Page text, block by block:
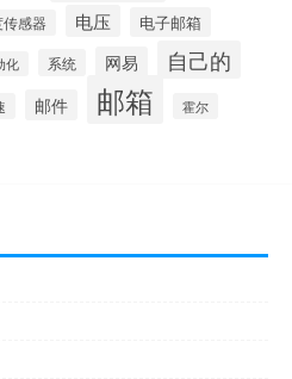
感器 电压 电子邮箱
化 系统 网易 自己的
邮件 邮箱 霍尔